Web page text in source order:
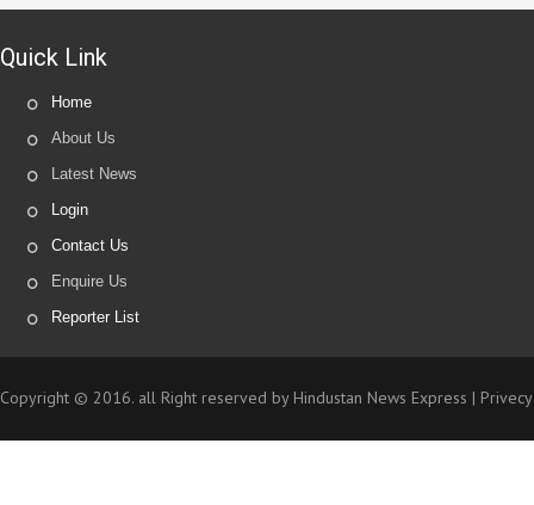
Quick Link
Home
About Us
Latest News
Login
Contact Us
Enquire Us
Reporter List
Copyright © 2016. all Right reserved by Hindustan News Express |